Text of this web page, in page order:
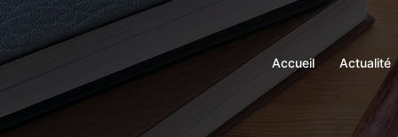
Accueil Actualité